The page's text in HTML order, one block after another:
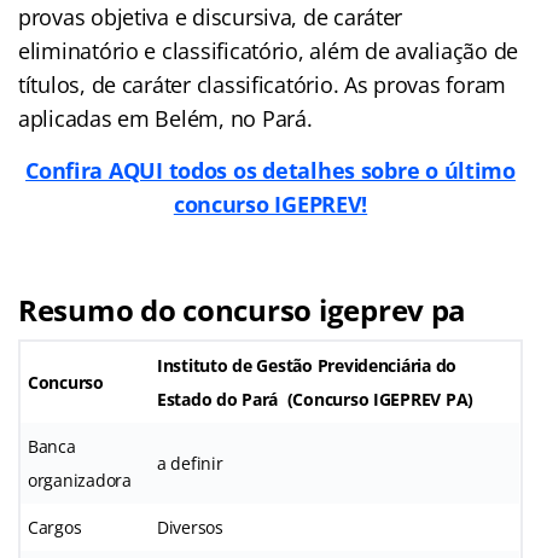
provas objetiva e discursiva, de caráter
eliminatório e classificatório, além de avaliação de
títulos, de caráter classificatório. As provas foram
aplicadas em Belém, no Pará.
Confira AQUI todos os detalhes sobre o último
concurso IGEPREV!
Resumo do concurso igeprev pa
Concurso
Instituto de Gestão Previdenciária do
Estado do Pará (Concurso IGEPREV PA)
Banca
organizadora
a definir
Cargos Diversos